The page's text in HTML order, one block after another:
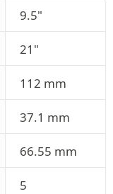
9.5"
21"
112 mm
37.1 mm
66.55 mm
5